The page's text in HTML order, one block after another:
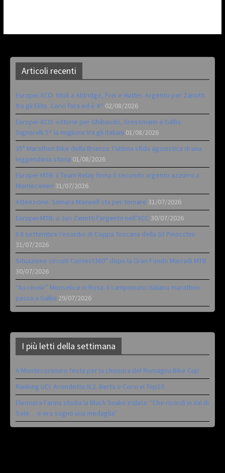
Articoli recenti
Europei XCO: titoli a Aldridge, Frei e Hutter. Argento per Zanotti
tra gli Elite. Corvi fora ed è 4^ 02/08/2026
Europei XCO: vittorie per Ghibaudo, Grossmann e Gallis.
Signorelli 5^ la migliore tra gli italiani 01/08/2026
35ª Marathon Bike della Brianza: l’ultima sfida agonistica di una
leggendaria storia 01/08/2026
Europei MTB: il Team Relay firma il secondo argento azzurro a
Monteceneri 31/07/2026
Attenzione: Samara Maxwell sta per tornare 31/07/2026
Europei MTB: a Juri Zanotti l’argento nell’XCC 30/07/2026
Il 6 settembre l’esordio di Coppa Toscana della Gf Pinocchio
31/07/2026
Situazione circuiti Contest360° dopo la Gran Fondo Marradi MTB
30/07/2026
“Au revoir” Monselice in Rosa. Il campionato italiano marathon
passa a Gallio 29/07/2026
I più letti della settimana
A Montecoronaro festa per la chiusura del Romagna Bike Cup
Ranking UCI: Avondetto N.2. Berta e Corvi in Top10
Eleonora Farina studia la Black Snake iridata: “Che ricordi in Val di
Sole… e ora sogno una medaglia”